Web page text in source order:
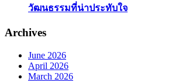
วัฒนธรรมที่น่าประทับใจ
Archives
June 2026
April 2026
March 2026